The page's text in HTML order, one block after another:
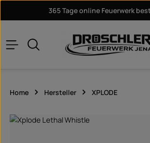
Zum Hauptinhalt springen365 Tage online Feuerwerk
Home Hersteller XPLODE
Bildergalerie überspringen